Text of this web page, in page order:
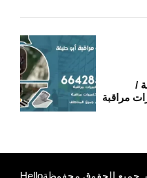
/
. جميع الحقوق محفوظةHello